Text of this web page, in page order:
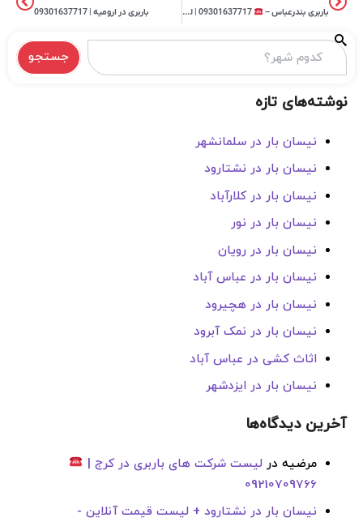
باربری بندرعباس – باربری در ارومیه | 09301637717
جستجو
نوشته‌های تازه
نیسان بار در سلمانشهر
نیسان بار در نشتارود
نیسان بار در کلارآباد
نیسان بار در نور
نیسان بار در رویان
نیسان بار در عباس آباد
نیسان بار در هچیرود
نیسان بار در نمک آبرود
اثاث کشی در عباس آباد
نیسان بار در ایزدشهر
آخرین دیدگاه‌ها
مرضیه درلیست شرکت های باربری در کرج |
09210709766
نیسان بار در نشتارود + لیست قیمت آنلاین -